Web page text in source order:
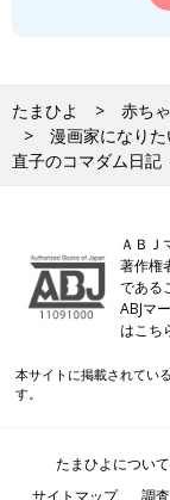
たまひよ 赤ち
漫画家になり
直子のコマダム日記
ＡＢＪ
著作権
である
ABJマ
はこ
本サイトに掲載されてい
す。
たまひよについて